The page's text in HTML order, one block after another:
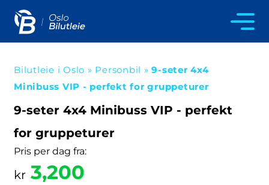
Bilutleie i Oslo » Personbil »9-seter 4x4
Minibuss VIP - perfekt for gruppeturer
9-seter 4x4 Minibuss VIP - perfekt
for gruppeturer
Pris per dag fra:
kr 3,200